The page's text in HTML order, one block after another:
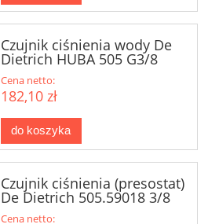
Czujnik ciśnienia wody De
Dietrich HUBA 505 G3/8
Cena netto:
182,10 zł
do koszyka
Czujnik ciśnienia (presostat)
De Dietrich 505.59018 3/8
Cena netto: